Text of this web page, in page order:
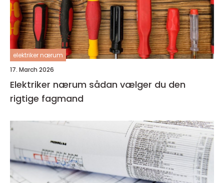
elektriker nærum
17. March 2026
Elektriker nærum sådan vælger du den
rigtige fagmand